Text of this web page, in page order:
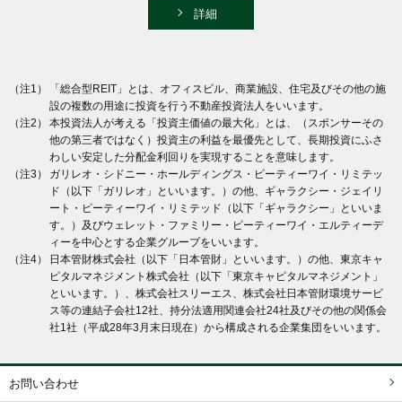
詳細
（注1）
「総合型REIT」とは、オフィスビル、商業施設、住宅及びその他の施
設の複数の用途に投資を行う不動産投資法人をいいます。
（注2）
本投資法人が考える「投資主価値の最大化」とは、（スポンサーその
他の第三者ではなく）投資主の利益を最優先として、長期投資にふさ
わしい安定した分配金利回りを実現することを意味します。
（注3）
ガリレオ・シドニー・ホールディングス・ピーティーワイ・リミテッ
ド（以下「ガリレオ」といいます。）の他、ギャラクシー・ジェイリ
ート・ピーティーワイ・リミテッド（以下「ギャラクシー」といいま
す。）及びウェレット・ファミリー・ピーティーワイ・エルティーデ
ィーを中心とする企業グループをいいます。
（注4）
日本管財株式会社（以下「日本管財」といいます。）の他、東京キャ
ピタルマネジメント株式会社（以下「東京キャピタルマネジメント」
といいます。）、株式会社スリーエス、株式会社日本管財環境サービ
ス等の連結子会社12社、持分法適用関連会社24社及びその他の関係会
社1社（平成28年3月末日現在）から構成される企業集団をいいます。
お問い合わせ